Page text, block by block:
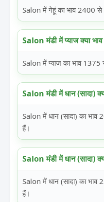
Salon में गेहूं का भाव 2400
Salon मंडी में प्याज क्या
Salon में प्याज का भाव
Salon मंडी में धान (सादा)
Salon में धान (सादा) का
हैं।
Salon मंडी में धान (सादा)
Salon में धान (सादा) का
हैं।